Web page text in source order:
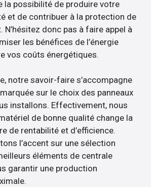
la possibilité de produire votre
et de contribuer à la protection de
N’hésitez donc pas à faire appel à
les bénéfices de l’énergie
vos coûts énergétiques.
notre savoir-faire s’accompagne
sur le choix des panneaux
installons. Effectivement, nous
de bonne qualité change la
de rentabilité et d’efficience.
l’accent sur une sélection
éléments de centrale
garantir une production